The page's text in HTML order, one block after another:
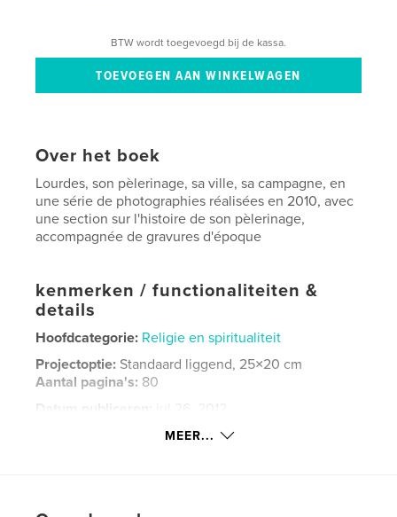
BTW wordt toegevoegd bij de kassa.
Over het boek
Lourdes, son pèlerinage, sa ville, sa campagne, en
une série de photographies réalisées en 2010, avec
une section sur l'histoire de son pèlerinage,
accompagnée de gravures d'époque
kenmerken / functionaliteiten &
details
Hoofdcategorie: Religie en spiritualiteit
Projectoptie: Standaard liggend, 25×20 cm
Aantal pagina's: 80
Datum publiceren:
jul 26, 2012
MEER...